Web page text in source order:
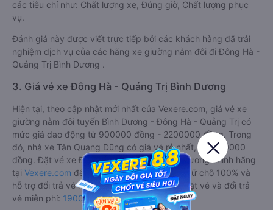
các tiêu chí như: Chất lượng xe, Đúng giờ, Chất lượng phục
vụ.
Đánh giá này được viết trực tiếp bởi các khách hàng đã trải
nghiệm dịch vụ của các hãng xe giường nằm đôi đi Đông Hà -
Quảng Trị Bình Dương .
3. Giá vé xe Đông Hà - Quảng Trị Bình Dương
Hiện tại, theo cập nhật mới nhất của Vexere.com, giá vé xe
giường nằm đôi tuyến Bình Dương - Đông Hà - Quảng Trị có
mức giá dao động từ 900000 đồng - 2200000 đồng. Trong
đó, nhà xe Tân Quang Dũng có giá vé rẻ nhất, chỉ 900000
đồng. Đặt vé xe Đông Hà - Quảng Trị Bình Dương chính hãng
tại Vexere.com để có giá rẻ nhất, đảm bảo giữ chỗ 100% và
hỗ trợ đổi trả vé miễn phí. Tổng đài tư vấn, đặt vé và đổi trả
vé miễn phí: 1900 888684.